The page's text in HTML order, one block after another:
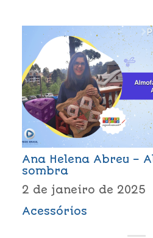
Ana Helena Abreu –
sombra
2 de janeiro de 2025
Acessórios